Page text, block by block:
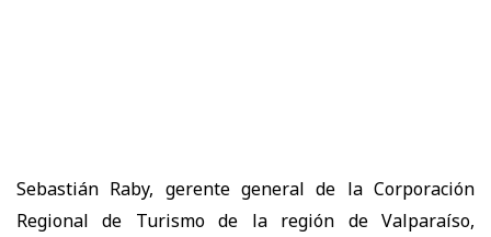
Sebastián Raby, gerente general de la Corporación
Regional de Turismo de la región de Valparaíso,